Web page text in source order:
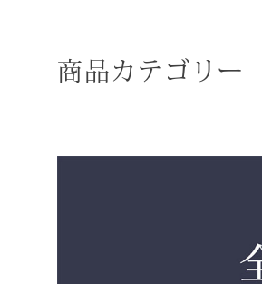
商品カテゴリー